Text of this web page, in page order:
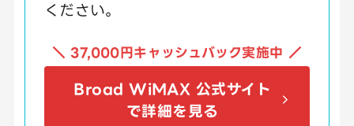
ください。
＼ 37,000円キャッシュバック実施中 ／
Broad WiMAX 公式サイト
で詳細を見る